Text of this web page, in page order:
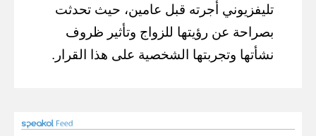
تليفزيوني أجرته قبل عامين، حيث تحدثت
بصراحة عن رؤيتها للزواج وتأثير ظروف
نشأتها وتجربتها الشخصية على هذا القرار.